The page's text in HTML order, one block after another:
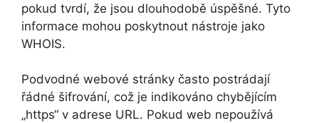
pokud tvrdí, že jsou dlouhodobě úspěšné. Tyto
informace mohou poskytnout nástroje jako
WHOIS.
Podvodné webové stránky často postrádají
řádné šifrování, což je indikováno chybějícím
„https“ v adrese URL. Pokud web nepoužívá